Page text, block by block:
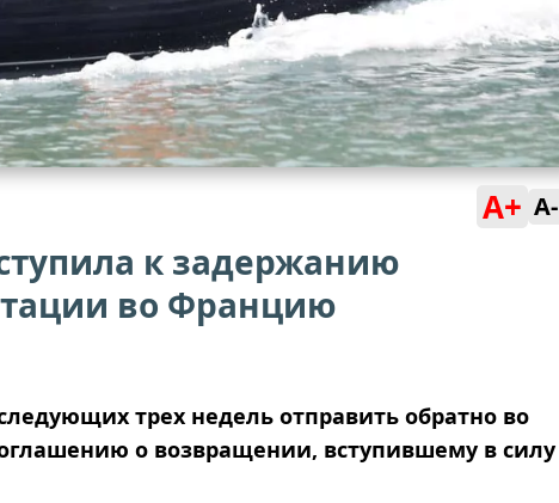
A+ A-
к задержанию
во Францию
трех недель отправить обратно во
о возвращении, вступившему в силу